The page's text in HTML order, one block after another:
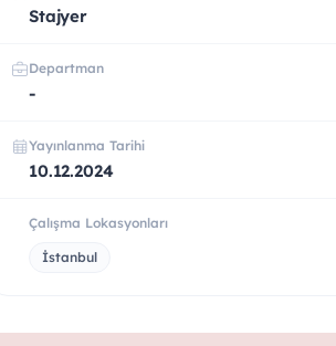
Stajyer
Departman
-
Yayınlanma Tarihi
10.12.2024
Çalışma Lokasyonları
İstanbul